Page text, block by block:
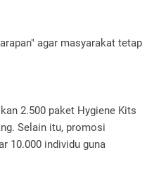
agar masyarakat tetap
2.500 paket Hygiene Kits
Selain itu, promosi
10.000 individu guna